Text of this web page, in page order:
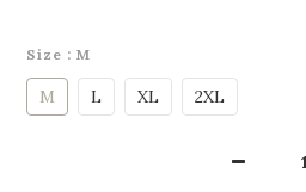
Size : M
M L XL 2XL